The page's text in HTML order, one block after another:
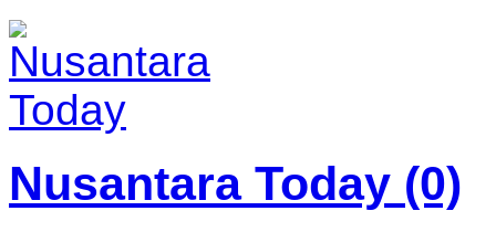
Nusantara Today (0)